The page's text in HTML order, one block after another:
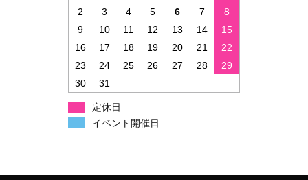
2
3 4 5 6 7
8
9
10 11 12 13 14
15
16
17 18 19 20 21
22
23
24 25 26 27 28
29
30
31
定休日
イベント開催日